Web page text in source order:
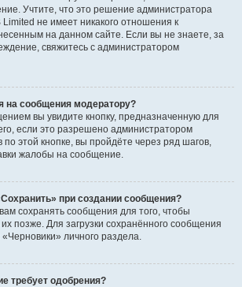
Учтите, что это решение администратора
не имеет никакого отношения к
на данном сайте. Если вы не знаете, за
свяжитесь с администратором
на сообщения модератору?
вы увидите кнопку, предназначенную для
если это разрешено администратором
этой кнопке, вы пройдёте через ряд шагов,
жалобы на сообщение.
при создании сообщения?
сохранять сообщения для того, чтобы
позже. Для загрузки сохранённого сообщения
личного раздела.
требует одобрения?